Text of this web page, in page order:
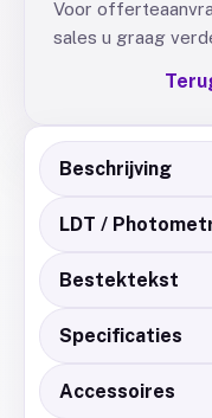
Voor
sales u graag
Beschrijving
LDT /
Bestektekst
Specificaties
Accessoires